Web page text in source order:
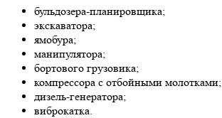
бульдозера-планировщика;
экскаватора;
ямобура;
манипулятора;
бортового грузовика;
компрессора с отбойными молотками;
дизель-генератора;
виброкатка.